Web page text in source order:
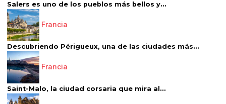
Salers es uno de los pueblos más bellos y...
Francia
Descubriendo Périgueux, una de las ciudades más...
Francia
Saint-Malo, la ciudad corsaria que mira al...